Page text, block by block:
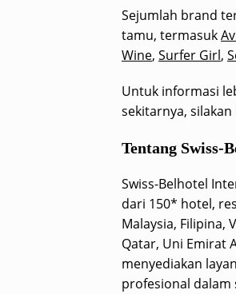
Sejumlah brand
tamu, termasuk
Wine, Surfer Girl,
Untuk informasi
sekitarnya,
Tentang Swiss-
Swiss-Belhotel
dari 150* hotel,
Malaysia, Filipina,
Qatar, Uni Emirat
menyediakan
profesional dalam